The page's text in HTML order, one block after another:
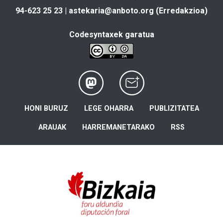
94-623 25 23 | astekaria@anboto.org (Erredakzioa)
Codesyntaxek garatua
HONI BURUZ LEGE OHARRA PUBLIZITATEA
ARAUAK HARREMANETARAKO RSS